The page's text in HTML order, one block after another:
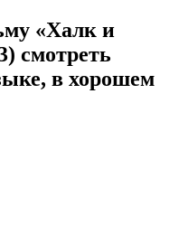
«Халк и
cмотреть
в хорошем